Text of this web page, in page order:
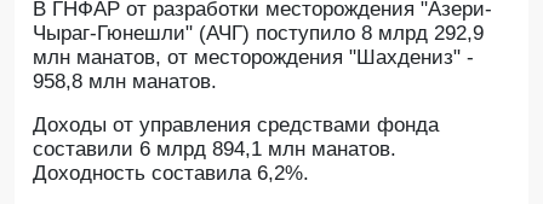
В ГНФАР от разработки месторождения "Азери-
Чыраг-Гюнешли" (АЧГ) поступило 8 млрд 292,9
млн манатов, от месторождения "Шахдениз" -
958,8 млн манатов.
Доходы от управления средствами фонда
составили 6 млрд 894,1 млн манатов.
Доходность составила 6,2%.